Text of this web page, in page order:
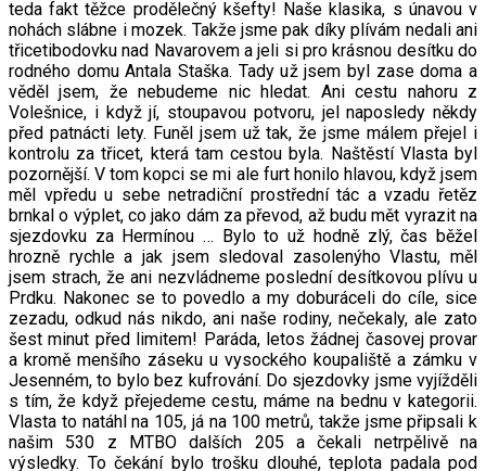
teda fakt těžce prodělečný kšefty! Naše klasika, s únavou v
nohách slábne i mozek. Takže jsme pak díky plívám nedali ani
třicetibodovku nad Navarovem a jeli si pro krásnou desítku do
rodného domu Antala Staška. Tady už jsem byl zase doma a
věděl jsem, že nebudeme nic hledat. Ani cestu nahoru z
Volešnice, i když jí, stoupavou potvoru, jel naposledy někdy
před patnácti lety. Funěl jsem už tak, že jsme málem přejel i
kontrolu za třicet, která tam cestou byla. Naštěstí Vlasta byl
pozornější. V tom kopci se mi ale furt honilo hlavou, když jsem
měl vpředu u sebe netradiční prostřední tác a vzadu řetěz
brnkal o výplet, co jako dám za převod, až budu mět vyrazit na
sjezdovku za Hermínou … Bylo to už hodně zlý, čas běžel
hrozně rychle a jak jsem sledoval zasolenýho Vlastu, měl
jsem strach, že ani nezvládneme poslední desítkovou plívu u
Prdku. Nakonec se to povedlo a my doburáceli do cíle, sice
zezadu, odkud nás nikdo, ani naše rodiny, nečekaly, ale zato
šest minut před limitem! Paráda, letos žádnej časovej provar
a kromě menšího záseku u vysockého koupaliště a zámku v
Jesenném, to bylo bez kufrování. Do sjezdovky jsme vyjížděli
s tím, že když přejedeme cestu, máme na bednu v kategorii.
Vlasta to natáhl na 105, já na 100 metrů, takže jsme připsali k
našim 530 z MTBO dalších 205 a čekali netrpělivě na
výsledky. To čekání bylo trošku dlouhé, teplota padala pod